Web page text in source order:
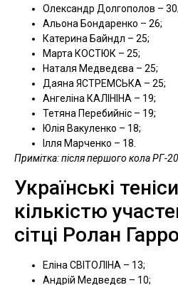
Олександр Долгополов – 30;
Альона Бондаренко – 26;
Катерина Байндл – 25;
Марта КОСТЮК – 25;
Наталя Медведєва – 25;
Даяна ЯСТРЕМСЬКА – 25;
Ангеліна КАЛІНІНА – 19;
Тетяна Перебийніс – 19;
Юлія Вакуленко – 18;
Ілля Марченко – 18.
Примітка: після першого кола РГ-
Українські
кількістю
сітці Ролан
Еліна СВІТОЛІНА – 13;
Андрій Медведєв – 10;